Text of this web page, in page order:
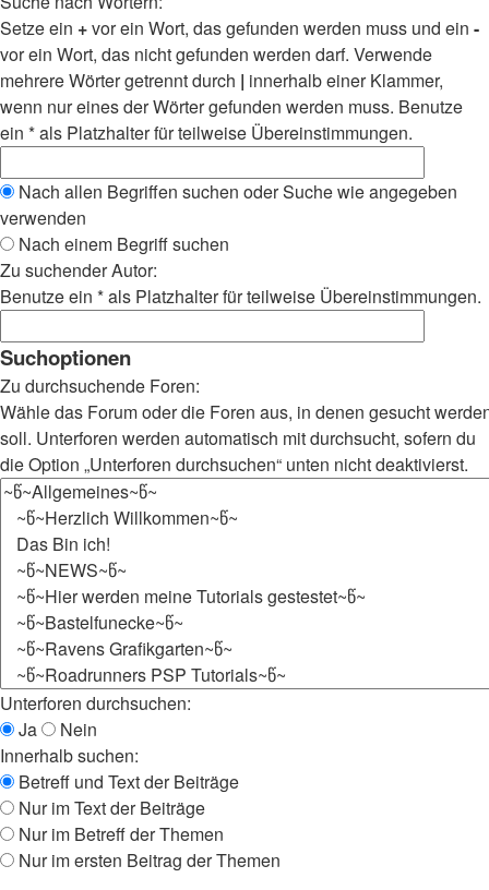
Setze ein +vor ein Wort, das gefunden werden muss und ein -
vor ein Wort, das nicht gefunden werden darf. Verwende
mehrere Wörter getrennt durch | innerhalb einer Klammer,
wenn nur eines der Wörter gefunden werden muss. Benutze
ein * als Platzhalter für teilweise Übereinstimmungen.
Nach allen Begriffen suchen oder Suche wie angegeben
verwenden
Nach einem Begriff suchen
Zu suchender Autor:
Benutze ein * als Platzhalter für teilweise Übereinstimmungen.
Suchoptionen
Zu durchsuchende Foren:
Wähle das Forum oder die Foren aus, in denen gesucht
soll. Unterforen werden automatisch mit durchsucht, sofern du
die Option „Unterforen durchsuchen“ unten nicht deaktivierst.
Unterforen durchsuchen:
Ja
Nein
Innerhalb suchen:
Betreff und Text der Beiträge
Nur im Text der Beiträge
Nur im Betreff der Themen
Nur im ersten Beitrag der Themen